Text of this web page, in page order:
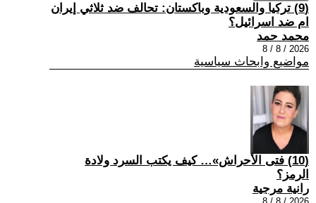
(9) تركيا والسعودية وباكستان: تحالف ضد ثلاثي إيران
ام ضد اسرائيل؟
محمد حمد
2026 / 8 / 8
مواضيع وابحاث سياسية
(10) فتى الأحراش»… كيف يكتب السرد ولادة
الرمز؟
رانية مرجية